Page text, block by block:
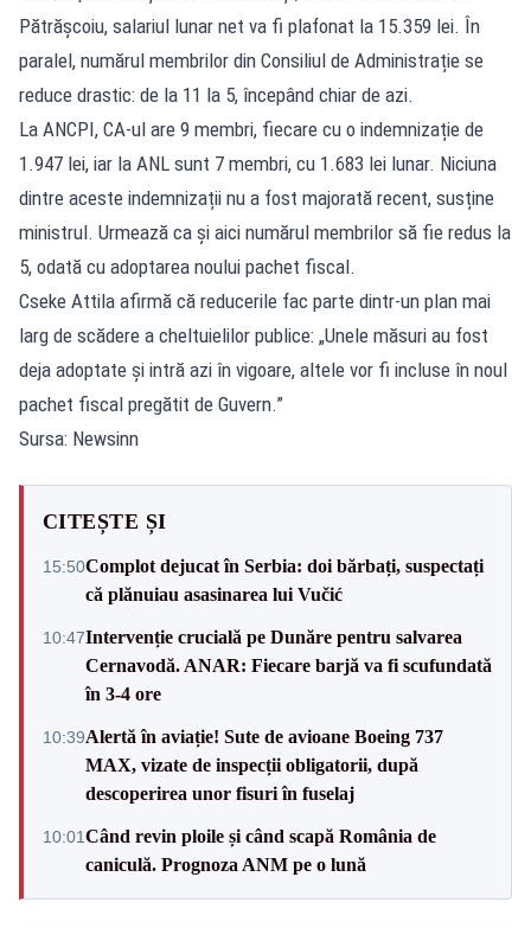
Pătrășcoiu, salariul lunar net va fi plafonat la 15.359 lei. În
paralel, numărul membrilor din Consiliul de Administrație se
reduce drastic: de la 11 la 5, începând chiar de azi.
La ANCPI, CA-ul are 9 membri, fiecare cu o indemnizație de
1.947 lei, iar la ANL sunt 7 membri, cu 1.683 lei lunar. Niciuna
dintre aceste indemnizații nu a fost majorată recent, susține
ministrul. Urmează ca și aici numărul membrilor să fie redus la
5, odată cu adoptarea noului pachet fiscal.
Cseke Attila afirmă că reducerile fac parte dintr-un plan mai
larg de scădere a cheltuielilor publice: „Unele măsuri au fost
deja adoptate și intră azi în vigoare, altele vor fi incluse în noul
pachet fiscal pregătit de Guvern.”
Sursa: Newsinn
CITEȘTE ȘI
15:50Complot dejucat în Serbia: doi bărbați, suspectați
că plănuiau asasinarea lui Vučić
10:47Intervenție crucială pe Dunăre pentru salvarea
Cernavodă. ANAR: Fiecare barjă va fi scufundată
în 3-4 ore
10:39Alertă în aviație! Sute de avioane Boeing 737
MAX, vizate de inspecții obligatorii, după
descoperirea unor fisuri în fuselaj
10:01Când revin ploile și când scapă România de
caniculă. Prognoza ANM pe o lună